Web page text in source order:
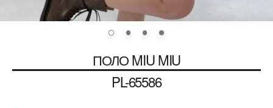
ПОЛОMIU MIU
PL-65586